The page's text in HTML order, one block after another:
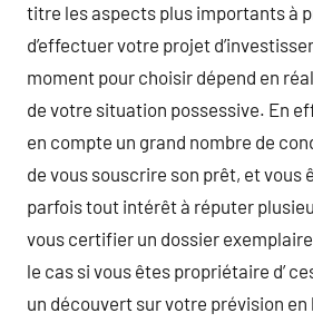
titre les aspects plus importants à
d’effectuer votre projet
moment pour choisir dépend en
de votre situation possessive. En
en compte un grand nombre de
de vous souscrire son prêt, et vous
parfois tout intérêt à réputer
vous certifier un dossier
le cas si vous êtes propriétaire d’
un découvert sur votre prévision en